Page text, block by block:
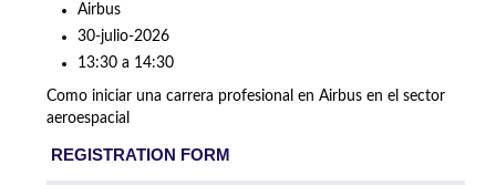
Airbus
30-julio-2026
13:30 a 14:30
Como iniciar una carrera profesional en Airbus en el sector
aeroespacial
REGISTRATION FORM